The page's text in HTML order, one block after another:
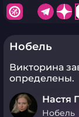
Нобель
Викторина
определены.
Настя
Нобель